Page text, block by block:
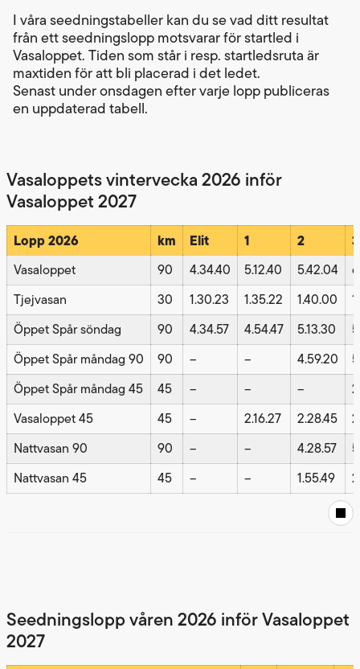
I våra seedningstabeller kan du se vad ditt resultat
från ett seedningslopp motsvarar för startled i
Vasaloppet. Tiden som står i resp. startledsruta är
maxtiden för att bli placerad i det ledet.
Senast under onsdagen efter varje lopp publiceras
en uppdaterad tabell.
Vasaloppets vintervecka 2026 inför
Vasaloppet 2027
Lopp 2026 km Elit 1 2 3
Vasaloppet 90 4.34.40 5.12.40 5.42.04
Tjejvasan
30 1.30.23 1.35.22 1.40.00
Öppet Spår söndag
90 4.34.57 4.54.47 5.13.30
Öppet Spår måndag 90
90 – – 4.59.20
Öppet Spår måndag 45
45 – – –
Vasaloppet 45
45 – 2.16.27 2.28.45
Nattvasan 90
90 – – 4.28.57
Nattvasan 45
45 – – 1.55.49
Seedningslopp våren 2026 inför Vasaloppet
2027